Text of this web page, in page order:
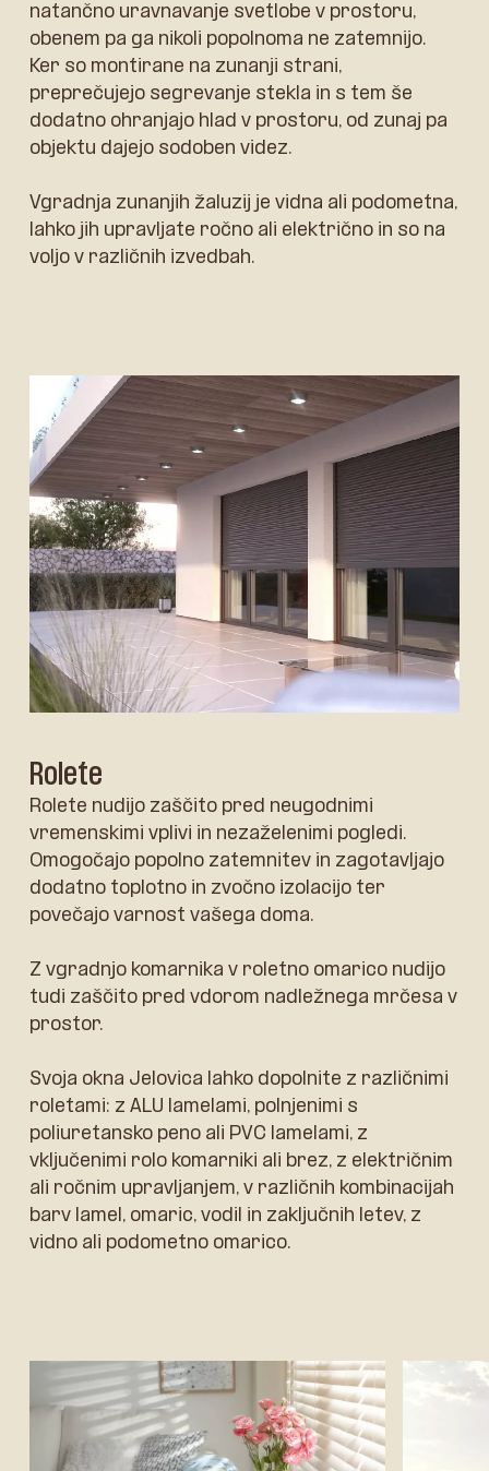
natančno uravnavanje svetlobe v prostoru,
obenem pa ga nikoli popolnoma ne zatemnijo.
Ker so montirane na zunanji strani,
preprečujejo segrevanje stekla in s tem še
dodatno ohranjajo hlad v prostoru, od zunaj pa
objektu dajejo sodoben videz.
Vgradnja zunanjih žaluzij je vidna ali podometna,
lahko jih upravljate ročno ali električno in so na
voljo v različnih izvedbah.
Rolete
Rolete nudijo zaščito pred neugodnimi
vremenskimi vplivi in nezaželenimi pogledi.
Omogočajo popolno zatemnitev in zagotavljajo
dodatno toplotno in zvočno izolacijo ter
povečajo varnost vašega doma.
Z vgradnjo komarnika v roletno omarico nudijo
tudi zaščito pred vdorom nadležnega mrčesa v
prostor.
Svoja okna Jelovica lahko dopolnite z različnimi
roletami: z ALU lamelami, polnjenimi s
poliuretansko peno ali PVC lamelami, z
vključenimi rolo komarniki ali brez, z električnim
ali ročnim upravljanjem, v različnih kombinacijah
barv lamel, omaric, vodil in zaključnih letev, z
vidno ali podometno omarico.